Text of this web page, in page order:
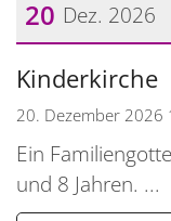
20 Dez. 2026
Datum: 20.
Kinderkirche
20. Dezember 2026
Ein
und 8 Jahren. ...